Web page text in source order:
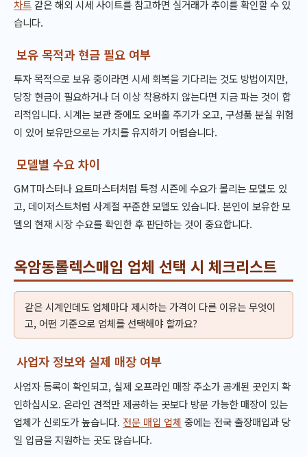
차트같은 해외 시세 사이트를 참고하면 실거래가 추이를 확인할 수 있
습니다.
보유 목적과 현금 필요 여부
투자 목적으로 보유 중이라면 시세 회복을 기다리는 것도 방법이지만,
당장 현금이 필요하거나 더 이상 착용하지 않는다면 지금 파는 것이 합
리적입니다. 시계는 보관 중에도 오버홀 주기가 오고, 구성품 분실 위험
이 있어 보유만으로는 가치를 유지하기 어렵습니다.
모델별 수요 차이
GMT마스터나 요트마스터처럼 특정 시즌에 수요가 몰리는 모델도 있
고, 데이저스트처럼 사계절 꾸준한 모델도 있습니다. 본인이 보유한 모
델의 현재 시장 수요를 확인한 후 판단하는 것이 중요합니다.
옥암동롤렉스매입 업체 선택 시 체크리스트
같은 시계인데도 업체마다 제시하는 가격이 다른 이유는 무엇이
고, 어떤 기준으로 업체를 선택해야 할까요?
사업자 정보와 실제 매장 여부
사업자 등록이 확인되고, 실제 오프라인 매장 주소가 공개된 곳인지 확
인하십시오. 온라인 견적만 제공하는 곳보다 방문 가능한 매장이 있는
업체가 신뢰도가 높습니다. 전문 매입 업체 중에는 전국 출장매입과 당
일 입금을 지원하는 곳도 많습니다.